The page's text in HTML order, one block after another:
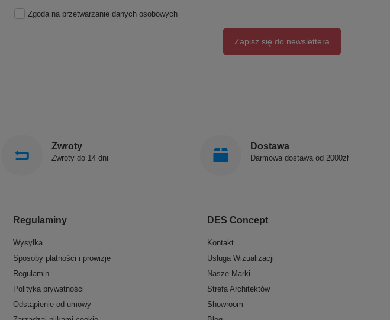
Zgoda na przetwarzanie danych osobowych
Zapisz się do newslettera
Zwroty
Zwroty do 14 dni
Dostawa
Darmowa dostawa od 2000zł
Regulaminy
Wysyłka
Sposoby płatności i prowizje
Regulamin
Polityka prywatności
Odstąpienie od umowy
DES Concept
Kontakt
Usługa Wizualizacji
Nasze Marki
Strefa Architektów
Showroom